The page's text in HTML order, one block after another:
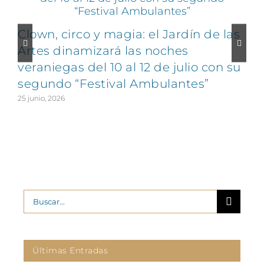
Clown, circo y magia: el Jardín de las
Artes dinamizará las noches
veraniegas del 10 al 12 de julio con su
segundo “Festival Ambulantes”
25 junio, 2026
Buscar:
Últimas Entradas